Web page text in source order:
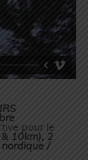
pour le
10km), 2
/